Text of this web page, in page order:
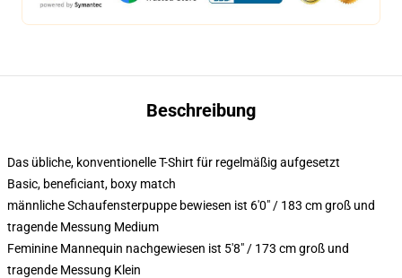
Beschreibung
Das übliche, konventionelle T-Shirt für regelmäßig aufgesetzt
Basic, beneficiant, boxy match
männliche Schaufensterpuppe bewiesen ist 6'0" / 183 cm groß und
tragende Messung Medium
Feminine Mannequin nachgewiesen ist 5'8" / 173 cm groß und
tragende Messung Klein